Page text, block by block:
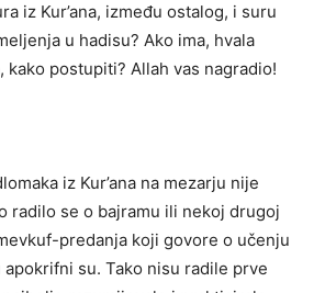
iz Kur’ana, između ostalog, i suru
u hadisu? Ako ima, hvala
kako postupiti? Allah vas nagradio!
iz Kur’ana na mezarju nije
radilo se o bajramu ili nekoj drugoj
predanja koji govore o učenju
apokrifni su. Tako nisu radile prve